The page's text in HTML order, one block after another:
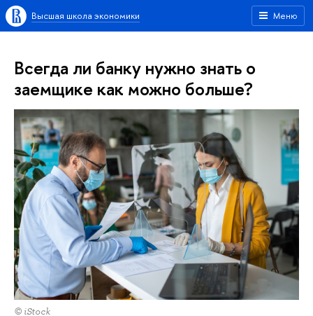
Меню
Высшая школа экономики
Всегда ли банку нужно знать о
заемщике как можно больше?
© iStock